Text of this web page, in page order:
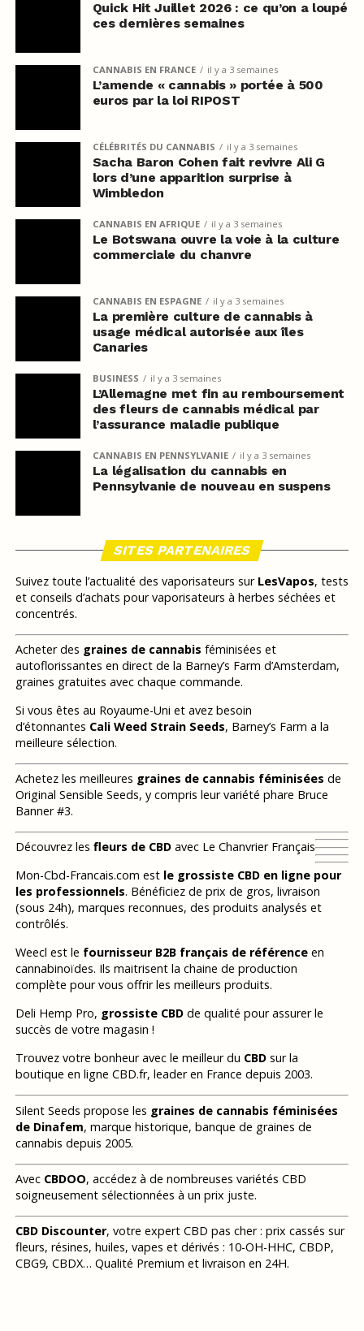
Quick Hit Juillet 2026 : ce qu’on a loupé
ces dernières semaines
CANNABIS EN FRANCE il y a 3 semaines
L’amende « cannabis » portée à 500
euros par la loi RIPOST
CÉLÉBRITÉS DU CANNABIS il y a 3 semaines
Sacha Baron Cohen fait revivre Ali G
lors d’une apparition surprise à
Wimbledon
CANNABIS EN AFRIQUE il y a 3 semaines
Le Botswana ouvre la voie à la culture
commerciale du chanvre
CANNABIS EN ESPAGNE il y a 3 semaines
La première culture de cannabis à
usage médical autorisée aux îles
Canaries
BUSINESS il y a 3 semaines
L’Allemagne met fin au remboursement
des fleurs de cannabis médical par
l’assurance maladie publique
CANNABIS EN PENNSYLVANIE il y a 3 semaines
La légalisation du cannabis en
Pennsylvanie de nouveau en suspens
SITES PARTENAIRES
Suivez toute l’actualité des vaporisateurs sur LesVapos, tests
et conseils d’achats pour vaporisateurs à herbes séchées et
concentrés.
Acheter des graines de cannabis féminisées et
autoflorissantes en direct de la Barney’s Farm d’Amsterdam,
graines gratuites avec chaque commande.
Si vous êtes au Royaume-Uni et avez besoin
d’étonnantes Cali Weed Strain Seeds, Barney’s Farm a la
meilleure sélection.
Achetez les meilleures graines de cannabis féminisées de
Original Sensible Seeds, y compris leur variété phare Bruce
Banner #3.
Découvrez les fleurs de CBDavec Le Chanvrier Français
Mon-Cbd-Francais.com est le grossiste CBD en ligne pour
les professionnels. Bénéficiez de prix de gros, livraison
(sous 24h), marques reconnues, des produits analysés et
contrôlés.
Weecl est le fournisseur B2B français de référenceen
cannabinoïdes. Ils maitrisent la chaine de production
complète pour vous offrir les meilleurs produits.
Deli Hemp Pro, grossiste CBDde qualité pour assurer le
succès de votre magasin !
Trouvez votre bonheur avec le meilleur du CBDsur la
boutique en ligne CBD.fr, leader en France depuis 2003.
Silent Seeds propose les graines de cannabis féminisées
de Dinafem, marque historique, banque de graines de
cannabis depuis 2005.
Avec CBDOO, accédez à de nombreuses variétés CBD
soigneusement sélectionnées à un prix juste.
CBD Discounter, votre expert CBD pas cher : prix cassés sur
fleurs, résines, huiles, vapes et dérivés : 10-OH-HHC, CBDP,
CBG9, CBDX… Qualité Premium et livraison en 24H.